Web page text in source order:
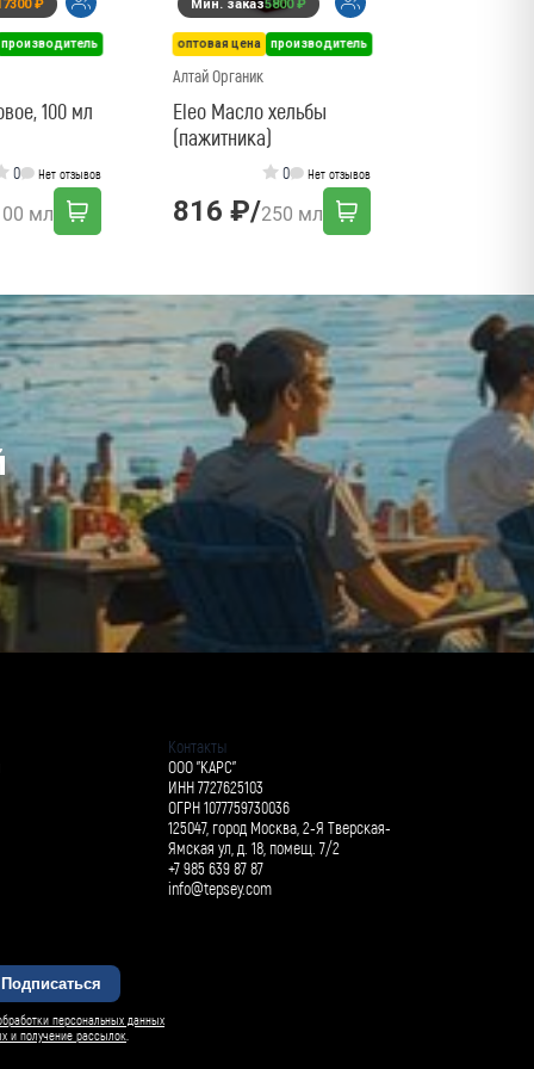
₽
производитель
100 мл
0 Нет отзывов
мл
Мин. заказ5800 ₽
оптовая цена производитель
Алтай Органик
Eleo Масло хельбы
(пажитника)
0 Нет отзывов
816 ₽/250 мл
Контакты
ООО "КАРС"
ИНН 7727625103
ОГРН 1077759730036
125047, город Москва, 2-Я Тверская-
Ямская ул, д. 18, помещ. 7/2
+7 985 639 87 87
info@tepsey.com
Подписаться
персональных данных
и получение рассылок